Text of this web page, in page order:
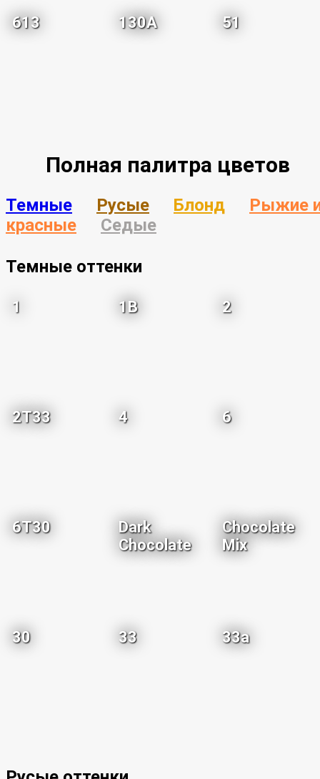
613 130A 51
Полная палитра цветов
Темные Русые Блонд
Рыжие
красные
Седые
Темные оттенки
1 1B 2
2T33 4 6
6T30
Dark
Chocolate
Chocolate
Mix
30 33 33a